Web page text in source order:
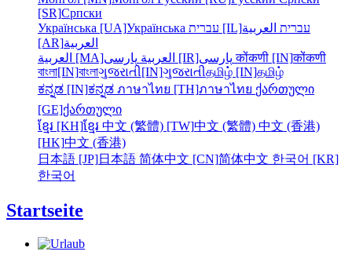
[SR]Српски
Українська [UA]Українська עברית [IL] עברית العربية
[AR]العربية
العربية [MA]
العربية پارسی [IR] پارسیकोंकणी [IN]कोंकणी
বাংলা[IN]বাংলাગુજરાતી[IN]ગુજરાતીதமிழ் [IN]தமிழ்
ಕನ್ನಡ [IN]ಕನ್ನಡ ภาษาไทย [TH]ภาษาไทย ქართული
[GE]ქართული
ខ្មែរ [KH]ខ្មែរ 中文 (繁體) [TW]中文 (繁體) 中文 (香港)
[HK]中文 (香港)
日本語 [JP]日本語 简体中文 [CN]简体中文 한국어 [KR]
한국어
Startseite